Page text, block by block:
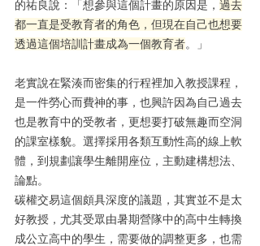
的祐良說：「想參與這個計畫的原因是， 過去
都一直是受教育者的角色，但現在自己也想要
透過這個培訓計畫成為一個教育者。」
老實說在緊湊而密集的行程裡加入教授課程，
是一件勞心而費神的事，也興許因為自己過去
也是教育中的受教者，更想要打破無趣而空洞
的課室樣貌。選擇採用各類互動性高的線上軟
體，到規劃讓學生離開座位，主動建構想法、
論點。
碳權交易這個頗具深度的議題，其實並不是太
好教授，尤其受眾由暑期營隊中的高中生轉換
成公立高中的學生，需要做的調整更多，也需